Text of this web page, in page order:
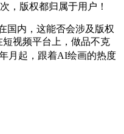
，版权都归属于用户！
内，这能否会涉及版权
视频平台上，做品不克
月起，跟着AI绘画的热度